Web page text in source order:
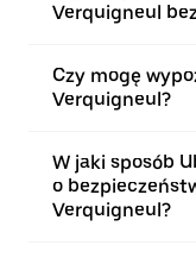
Verquigneul
Czy mogę
Verquigneul?
W jaki sposób
o
Verquigneul?